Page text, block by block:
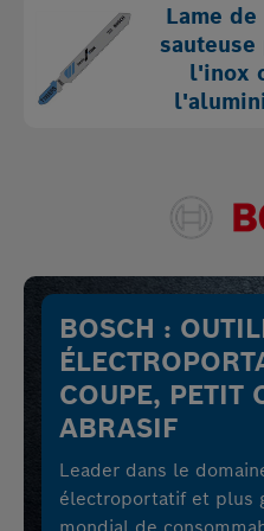
Lame de
sauteuse
l'inox
BOSCH :
COUPE, PETIT
ABRASIF
Leader dans le
électroportatif et plus